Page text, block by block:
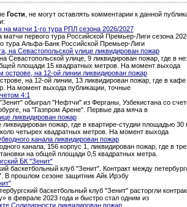
Гости , не могут оставлять комментарии к данной
матчи 1-го тура РПЛ сезона 2026/2027
первого тура Российской Премьер-Лиги сезона
тура Альфа-Банк Российской Премьер-Лиги
на Севастопольской улице ликвидирован пожар
Севастопольской улице, 9 ликвидирован пожар, где в
площади 15 квадратных метров. На момент выхода
острове, на 12-ой линии ликвидирован пожар
на 12-ой линии, 13 ликвидирован пожар, где в
На момент выхода публикации, точные
4:1
обыграл "Нефтчи" из Ферганы, Узбекистана со
на "Газпром Арене". Первые два мяча в
ликвидирован пожар
ликвидирован пожар, где в квартире-студии площадью
четырех квадратных метров. На момент выхода
канала ликвидирован пожар
канала, 156 корпус 1, ликвидирован пожар, где в
на общей площади 0,5 квадратных метра.
БК "Зенит"
баскетбольный клуб "Зенит". Контракт между
В прошлом сезоне защитник Айк Ирэбу
баскетбольный клуб "Зенит" расторгли
в феврале 2023 года и быстро стал одним из
Солидарности ликвидирован пожар